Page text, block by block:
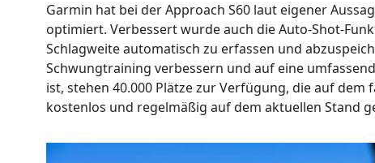
Garmin hat bei der Approach S60 laut eigener
optimiert. Verbessert wurde auch die Auto-Shot-
Schlagweite automatisch zu erfassen und
Schwungtraining verbessern und auf eine
ist, stehen 40.000 Plätze zur Verfügung, die auf
kostenlos und regelmäßig auf dem aktuellen Stand